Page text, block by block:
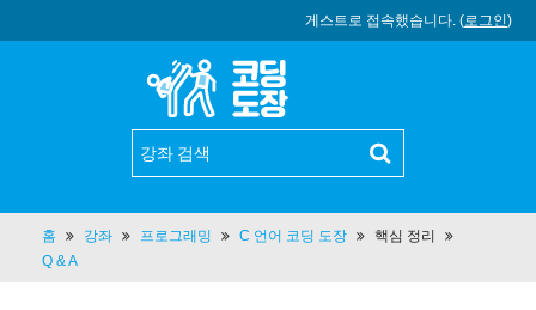
게스트로 접속했습니다. (로그인)
홈 강좌 프로그래밍 C 언어 코딩 도장
핵심 정리
Q & A